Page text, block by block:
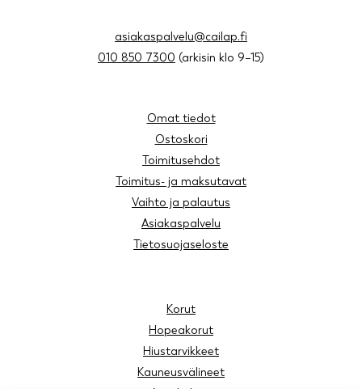
asiakaspalvelu@cailap.fi
010 850 7300 (arkisin klo 9–15)
Omat tiedot
Ostoskori
Toimitusehdot
Toimitus- ja maksutavat
Vaihto ja palautus
Asiakaspalvelu
Tietosuojaseloste
Korut
Hopeakorut
Hiustarvikkeet
Kauneusvälineet